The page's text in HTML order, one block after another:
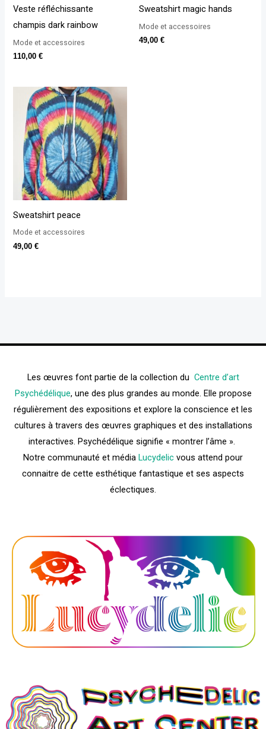
Veste réfléchissante
champis dark rainbow
Mode et accessoires
110,00€
Sweatshirt magic hands
Mode et accessoires
49,00 €
Sweatshirt peace
Mode et accessoires
49,00€
Les œuvres font partie de la collection du Centre d’art
Psychédélique, une des plus grandes au monde. Elle propose
régulièrement des expositions et explore la conscience et les
cultures à travers des œuvres graphiques et des installations
interactives. Psychédélique signifie « montrer l’âme ».
Notre communauté et média Lucydelic vous attend pour
connaitre de cette esthétique fantastique et ses aspects
éclectiques.